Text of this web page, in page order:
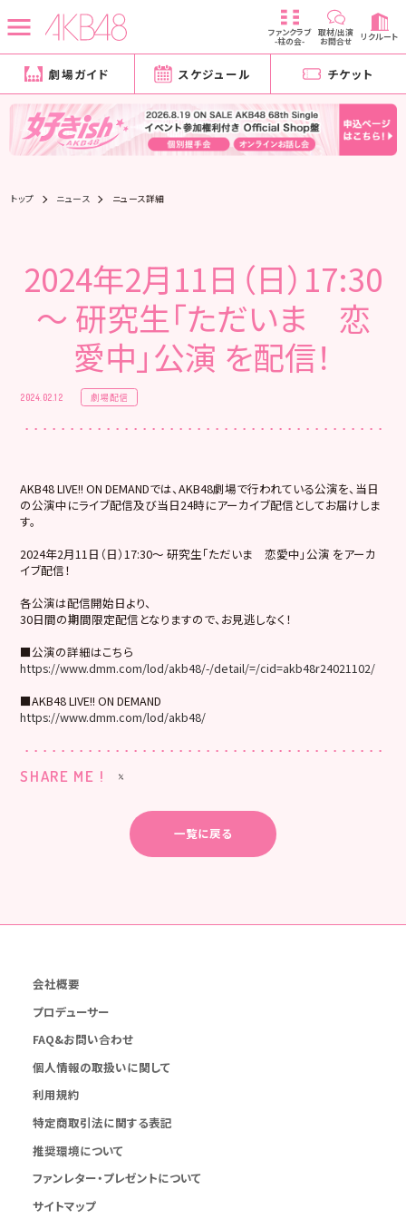
ファンクラブ
-柱の会-
取材/出演
お問合せ リクルート
劇場ガイド スケジュール チケット
トップ ニュース ニュース詳細
2024年2月11日（日）17:30
～ 研究生「ただいま 恋
愛中」公演 を配信！
2024.02.12 劇場配信
AKB48 LIVE!! ON DEMANDでは、AKB48劇場で行われている公演を、当日
の公演中にライブ配信及び当日24時にアーカイブ配信としてお届けしま
す。
2024年2月11日（日）17:30～ 研究生「ただいま 恋愛中」公演 をアーカ
イブ配信！
各公演は配信開始日より、
30日間の期間限定配信となりますので、お見逃しなく！
■公演の詳細はこちら
https://www.dmm.com/lod/akb48/-/detail/=/cid=akb48r24021102/
■AKB48 LIVE!! ON DEMAND
https://www.dmm.com/lod/akb48/
SHARE ME !
一覧に戻る
会社概要
プロデューサー
FAQ&お問い合わせ
個人情報の取扱いに関して
利用規約
特定商取引法に関する表記
推奨環境について
ファンレター・プレゼントについて
サイトマップ